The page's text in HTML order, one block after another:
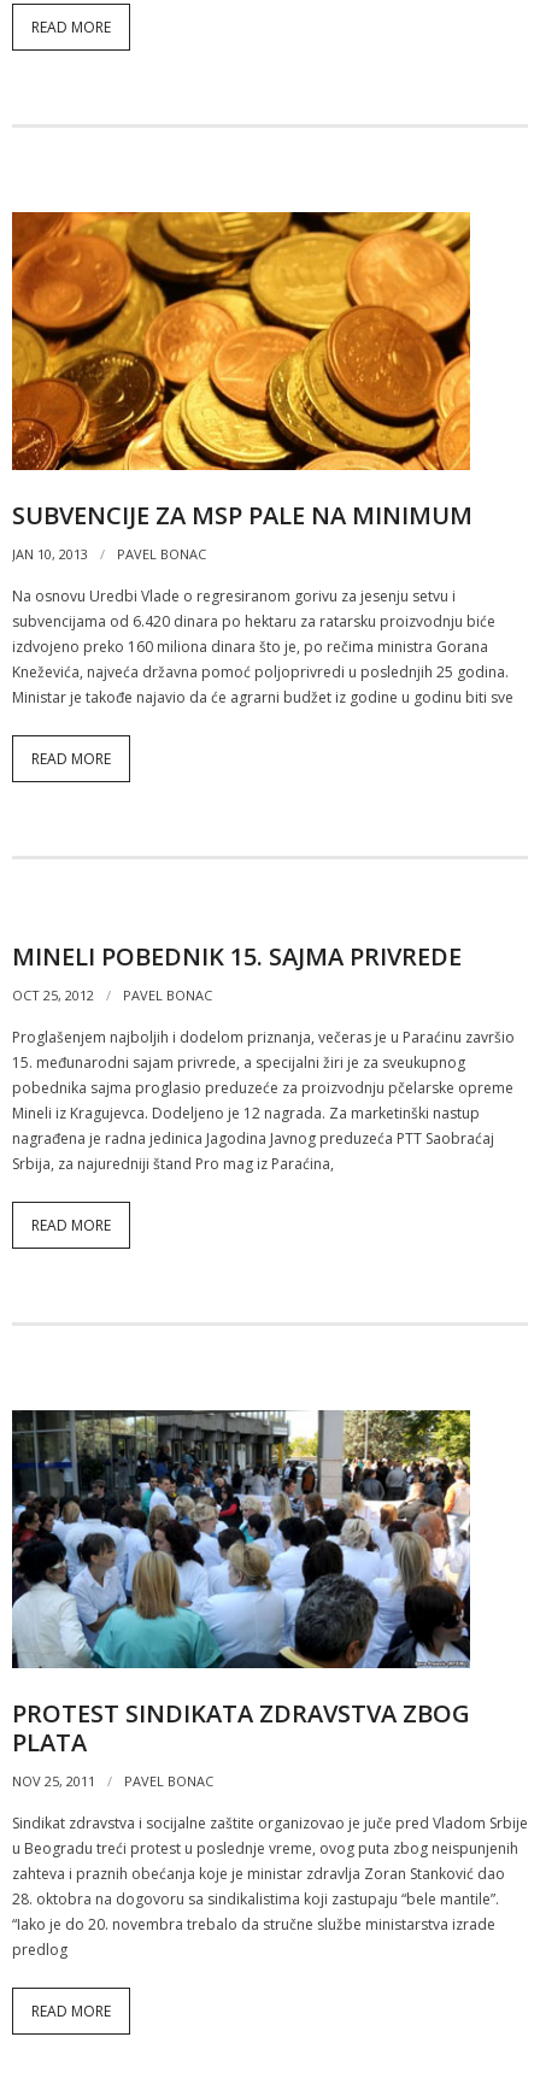
READ MORE
SUBVENCIJE ZA MSP PALE NA MINIMUM
JAN 10, 2013 PAVEL BONAC
Na osnovu Uredbi Vlade o regresiranom gorivu za jesenju setvu i
subvencijama od 6.420 dinara po hektaru za ratarsku proizvodnju biće
izdvojeno preko 160 miliona dinara što je, po rečima ministra Gorana
Kneževića, najveća državna pomoć poljoprivredi u poslednjih 25 godina.
Ministar je takođe najavio da će agrarni budžet iz godine u godinu biti sve
READ MORE
MINELI POBEDNIK 15. SAJMA PRIVREDE
OCT 25, 2012 PAVEL BONAC
Proglašenjem najboljih i dodelom priznanja, večeras je u Paraćinu završio
15. međunarodni sajam privrede, a specijalni žiri je za sveukupnog
pobednika sajma proglasio preduzeće za proizvodnju pčelarske opreme
Mineli iz Kragujevca. Dodeljeno je 12 nagrada. Za marketinški nastup
nagrađena je radna jedinica Jagodina Javnog preduzeća PTT Saobraćaj
Srbija, za najuredniji štand Pro mag iz Paraćina,
READ MORE
PROTEST SINDIKATA ZDRAVSTVA ZBOG
PLATA
NOV 25, 2011 PAVEL BONAC
Sindikat zdravstva i socijalne zaštite organizovao je juče pred Vladom Srbije
u Beogradu treći protest u poslednje vreme, ovog puta zbog neispunjenih
zahteva i praznih obećanja koje je ministar zdravlja Zoran Stanković dao
28. oktobra na dogovoru sa sindikalistima koji zastupaju “bele mantile”.
“Iako je do 20. novembra trebalo da stručne službe ministarstva izrade
predlog
READ MORE